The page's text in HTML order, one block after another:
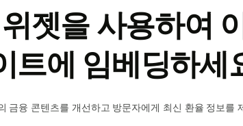
젯을 사용하여
트에 임베딩하세
금융 콘텐츠를 개선하고 방문자에게 최신 환율 정보를